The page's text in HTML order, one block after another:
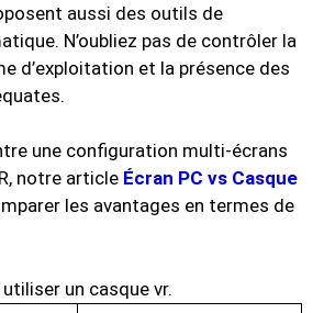
aussi des outils de
N’oubliez pas de contrôler la
d’exploitation et la présence des
une configuration multi-écrans
notre article Écran PC vs Casque
les avantages en termes de